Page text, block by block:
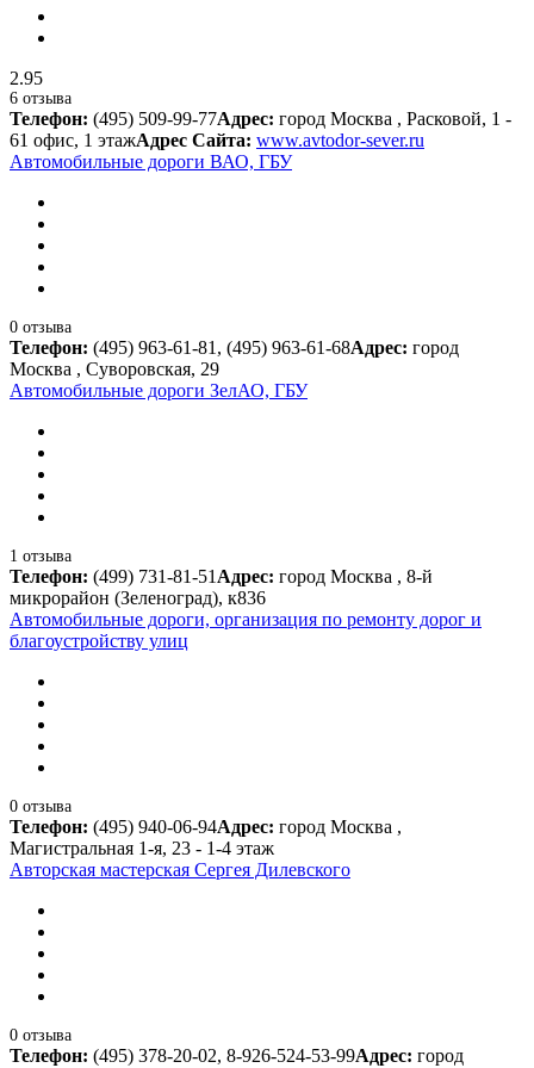
2.95
6 отзыва
Телефон: (495) 509-99-77Адрес: город Москва , Расковой, 1 -
61 офис, 1 этажАдрес Сайта: www.avtodor-sever.ru
Автомобильные дороги ВАО, ГБУ
0 отзыва
Телефон: (495) 963-61-81, (495) 963-61-68Адрес: город
Москва , Суворовская, 29
Автомобильные дороги ЗелАО, ГБУ
1 отзыва
Телефон: (499) 731-81-51 Адрес: город Москва , 8-й
микрорайон (Зеленоград), к836
Автомобильные дороги, организация по ремонту дорог и
благоустройству улиц
0 отзыва
Телефон: (495) 940-06-94Адрес: город Москва ,
Магистральная 1-я, 23 - 1-4 этаж
Авторская мастерская Сергея Дилевского
0 отзыва
Телефон: (495) 378-20-02, 8-926-524-53-99Адрес: город